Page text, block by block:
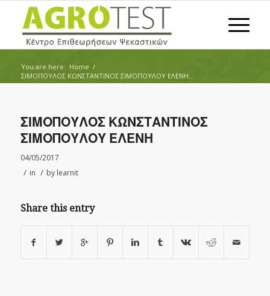
You are here: Home /
ΣΙΜΟΠΟΥΛΟΣ ΚΩΝΣΤΑΝΤΙΝΟΣ ΣΙΜΟΠΟΥΛΟΥ ΕΛΕΝΗ...
ΣΙΜΟΠΟΥΛΟΣ ΚΩΝΣΤΑΝΤΙΝΟΣ
ΣΙΜΟΠΟΥΛΟΥ ΕΛΕΝΗ
04/05/2017
/ in / by learnit
Share this entry